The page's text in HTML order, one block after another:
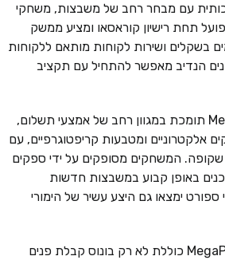
עם מבחר רחב של משבצות, משחקי
פועל תחת רישיון קוראסאו ומציע ממשק
בשקלים ושירות לקוחות מותאם ללקוחות
הנדיב מאפשר להתחיל עם תקציב
הפלטפורמה של MegaPari תומכת במגוון רחב של אמצעי תשלום,
אלקטרוניים ומטבעות קריפטוגרפיים, עם
שקופה. המשחקים מסופקים על ידי ספקים
באופן קבוע במשבצות חדשות
ספורט ימצאו גם היצע עשיר של הימורי
מערכת הבונוסים של MegaPari כוללת לא רק בונוס קבלת פנים